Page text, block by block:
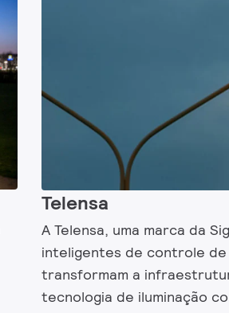
Telensa
A Telensa, uma marca da
inteligentes de controle de
transformam a
tecnologia de iluminação